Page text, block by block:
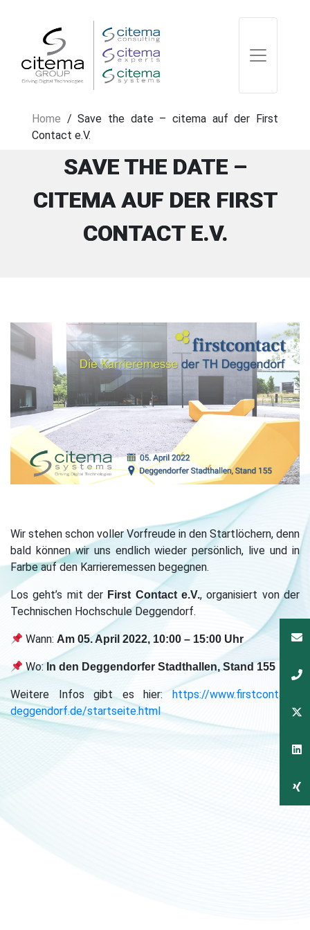
Home /Save the date – citema auf der First
Contact e.V.
SAVE THE DATE –
CITEMA AUF DER FIRST
CONTACT E.V.
Wir stehen schon voller Vorfreude in den Startlöchern, denn
bald können wir uns endlich wieder persönlich, live und in
Farbe auf den Karrieremessen begegnen.
Los geht’s mit der First Contact e.V., organisiert von der
Technischen Hochschule Deggendorf.
Wann:Am 05. April 2022, 10:00 – 15:00 Uhr
Wo: In den Deggendorfer Stadthallen, Stand 155
Weitere Infos gibt es hier:https://www.firstcontact-
deggendorf.de/startseite.html